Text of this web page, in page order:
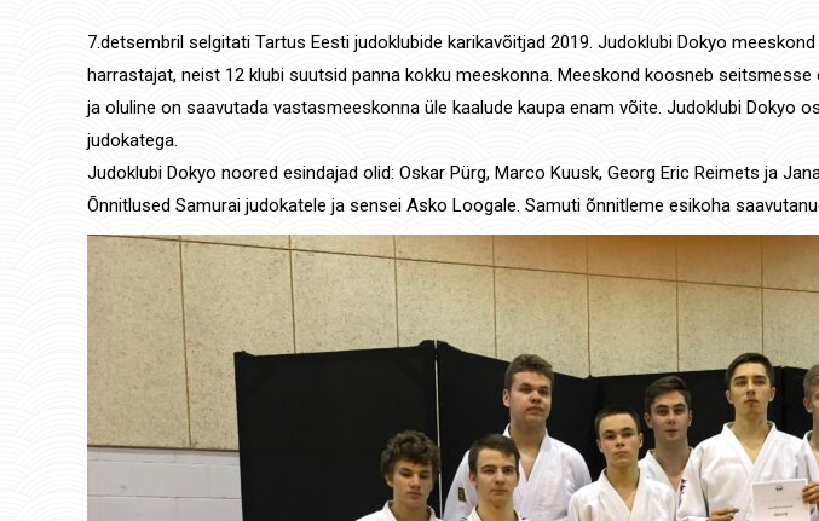
7.detsembril selgitati Tartus Eesti judoklubide karikavõitjad 2019. Judoklubi Dokyo
harrastajat, neist 12 klubi suutsid panna kokku meeskonna. Meeskond koosneb
ja oluline on saavutada vastasmeeskonna üle kaalude kaupa enam võite. Judoklubi Dokyo
judokatega.
Judoklubi Dokyo noored esindajad olid: Oskar Pürg, Marco Kuusk, Georg Eric Reimets ja
Õnnitlused Samurai judokatele ja sensei Asko Loogale. Samuti õnnitleme esikoha